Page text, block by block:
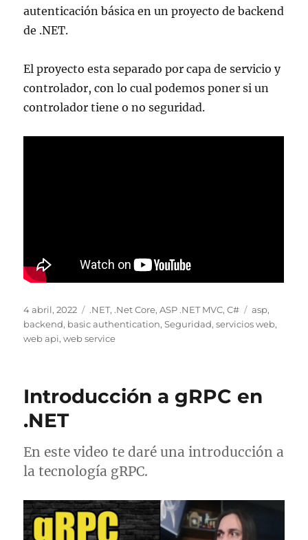
autenticación básica en un proyecto de backend
de .NET.
El proyecto esta separado por capa de servicio y
controlador, con lo cual podemos poner si un
controlador tiene o no seguridad.
Publicado
el
4 abril, 2022 Categorías
.NET, .Net Core,ASP .NET MVC,C# Etiquetas
asp,
backend, basic authentication,Seguridad,servicios web,
web api,web service
Introducción a gRPC en
.NET
En este video te daré una introducción a
la tecnología gRPC.